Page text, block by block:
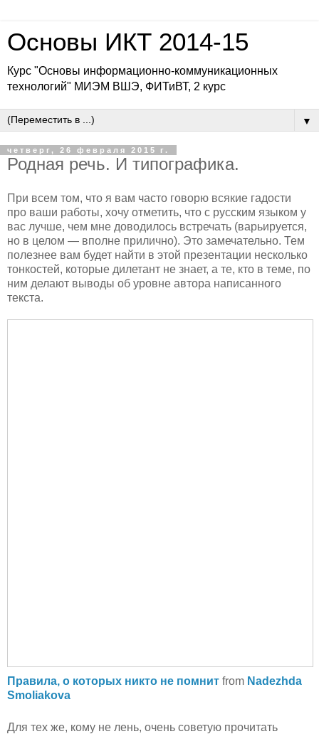
Основы ИКТ 2014-15
Курс "Основы информационно-коммуникационных
технологий" МИЭМ ВШЭ, ФИТиВТ, 2 курс
▼
четверг, 26 февраля 2015 г.
Родная речь. И типографика.
При всем том, что я вам часто говорю всякие гадости
про ваши работы, хочу отметить, что с русским языком у
вас лучше, чем мне доводилось встречать (варьируется,
но в целом — вполне прилично). Это замечательно. Тем
полезнее вам будет найти в этой презентации несколько
тонкостей, которые дилетант не знает, а те, кто в теме, по
ним делают выводы об уровне автора написанного
текста.
Правила, о которых никто не помнит from Nadezhda
Smoliakova
Для тех же, кому не лень, очень советую прочитать